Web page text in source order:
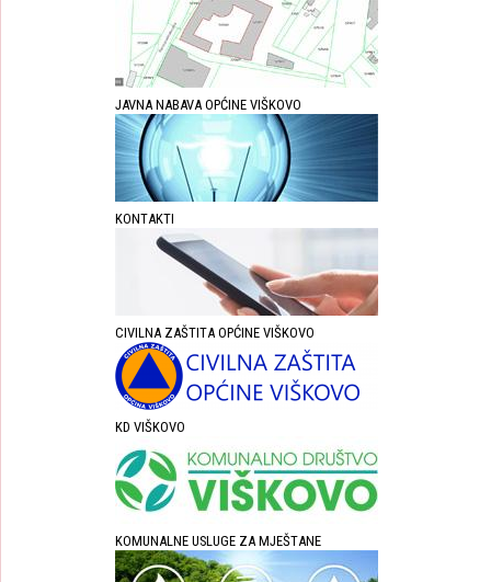
JAVNA NABAVA OPĆINE VIŠKOVO
KONTAKTI
CIVILNA ZAŠTITA OPĆINE VIŠKOVO
KD VIŠKOVO
KOMUNALNE USLUGE ZA MJEŠTANE